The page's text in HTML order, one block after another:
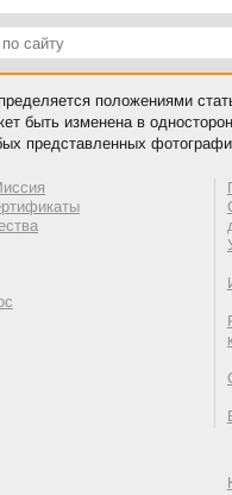
положениями
быть изменена в
представленных